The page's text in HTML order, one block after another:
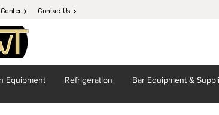
Contact Us
Equipment Refrigeration Bar Equipment &